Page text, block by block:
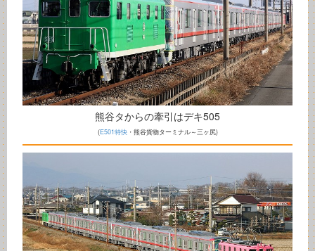
熊谷タからの牽引はデキ505
(E501特快・熊谷貨物ターミナル～三ヶ尻)